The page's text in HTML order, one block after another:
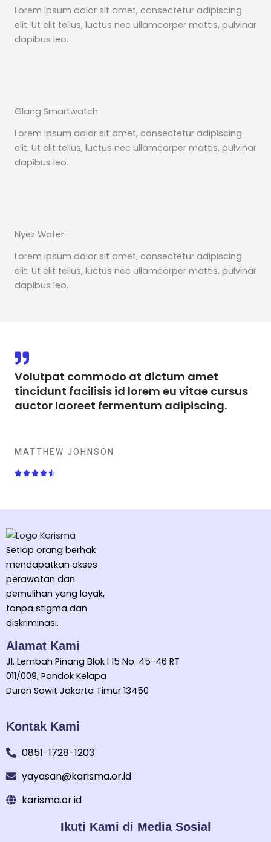
Lorem ipsum dolor sit amet, consectetur adipiscing
elit. Ut elit tellus, luctus nec ullamcorper mattis, pulvinar
dapibus leo.
Glang Smartwatch
Lorem ipsum dolor sit amet, consectetur adipiscing
elit. Ut elit tellus, luctus nec ullamcorper mattis, pulvinar
dapibus leo.
Nyez Water
Lorem ipsum dolor sit amet, consectetur adipiscing
elit. Ut elit tellus, luctus nec ullamcorper mattis, pulvinar
dapibus leo.
Volutpat commodo at dictum amet
tincidunt facilisis id lorem eu vitae cursus
auctor laoreet fermentum adipiscing.
MATTHEW JOHNSON

.
t
f
5
Setiap orang berhak
mendapatkan akses
perawatan dan
pemulihan yang layak,
tanpa stigma dan
diskriminasi.
Alamat Kami
Jl. Lembah Pinang Blok I 15 No. 45-46 RT
011/009, Pondok Kelapa
Duren Sawit Jakarta Timur 13450
Kontak Kami
0851-1728-1203
yayasan@karisma.or.id
karisma.or.id
Ikuti Kami di Media Sosial